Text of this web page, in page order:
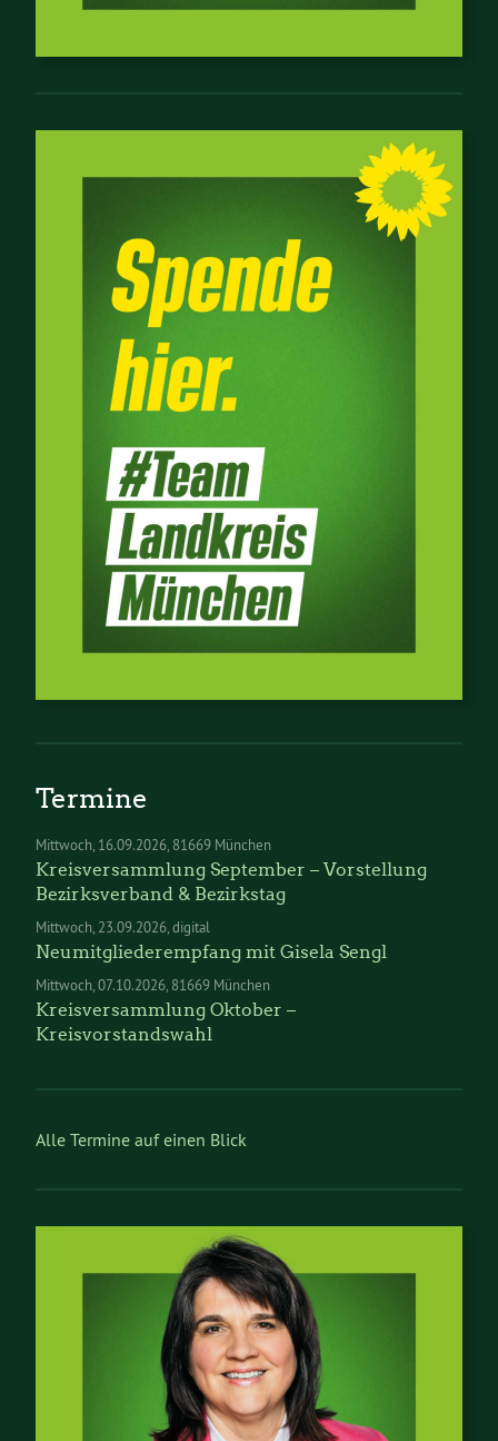
Termine
Mittwoch 16.09.2026 81669 München
Kreisversammlung September – Vorstellung
Bezirksverband & Bezirkstag
Mittwoch 23.09.2026 digital
Neumitgliederempfang mit Gisela Sengl
Mittwoch 07.10.2026 81669 München
Kreisversammlung Oktober –
Kreisvorstandswahl
Alle Termine auf einen Blick